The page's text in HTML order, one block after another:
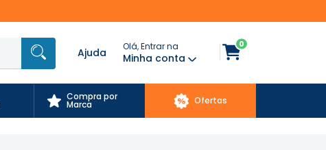
Ajuda Olá, Entrar na
Minha conta
0
Compra por
Marca Ofertas